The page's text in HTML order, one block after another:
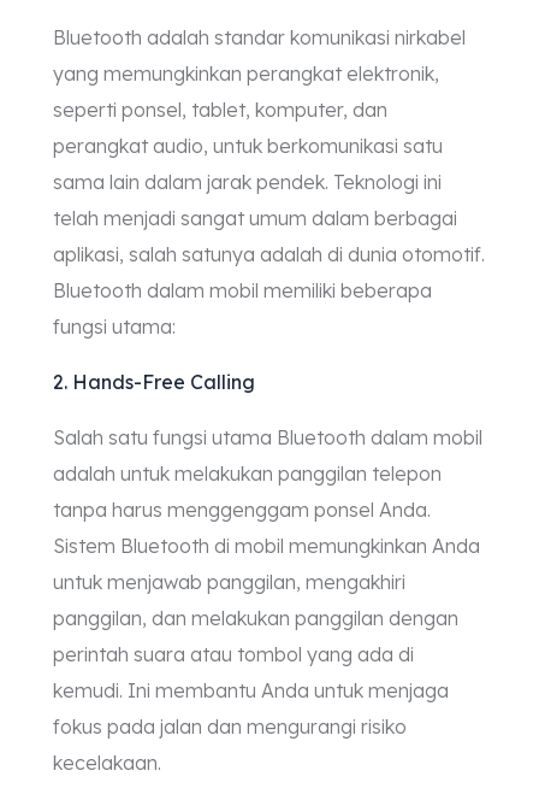
Bluetooth adalah standar komunikasi nirkabel
yang memungkinkan perangkat elektronik,
seperti ponsel, tablet, komputer, dan
perangkat audio, untuk berkomunikasi satu
sama lain dalam jarak pendek. Teknologi ini
telah menjadi sangat umum dalam berbagai
aplikasi, salah satunya adalah di dunia otomotif.
Bluetooth dalam mobil memiliki beberapa
fungsi utama:
2. Hands-Free Calling
Salah satu fungsi utama Bluetooth dalam mobil
adalah untuk melakukan panggilan telepon
tanpa harus menggenggam ponsel Anda.
Sistem Bluetooth di mobil memungkinkan Anda
untuk menjawab panggilan, mengakhiri
panggilan, dan melakukan panggilan dengan
perintah suara atau tombol yang ada di
kemudi. Ini membantu Anda untuk menjaga
fokus pada jalan dan mengurangi risiko
kecelakaan.